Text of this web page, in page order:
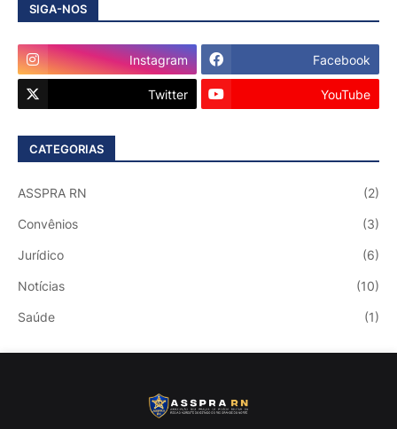
SIGA-NOS
Instagram Facebook
Twitter YouTube
CATEGORIAS
ASSPRA RN (2)
Convênios (3)
Jurídico (6)
Notícias (10)
Saúde (1)